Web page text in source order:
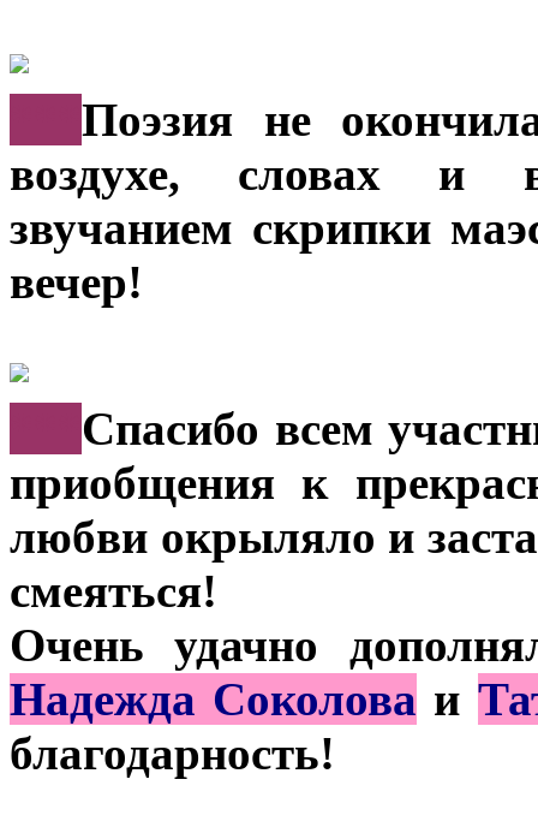
Поэзия не
воздухе, словах и
звучанием скрипки
вечер!
Спасибо всем
приобщения к
любви окрыляло и
смеяться!
Очень удачно
Надежда Соколова и
благодарность!